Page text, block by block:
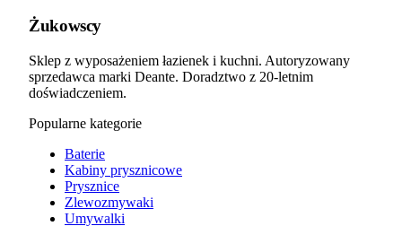
Żukowscy
Sklep z wyposażeniem łazienek i kuchni. Autoryzowany
sprzedawca marki Deante. Doradztwo z 20-letnim
doświadczeniem.
Popularne kategorie
Baterie
Kabiny prysznicowe
Prysznice
Zlewozmywaki
Umywalki